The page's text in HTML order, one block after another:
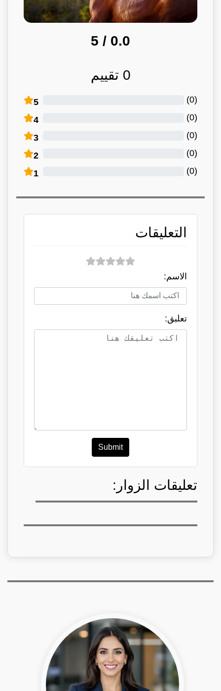
0.0
/ 5
0 تقييم
5 (
0
)
4 (
0
)
3 (
0
)
2 (
0
)
1 (
0
)
التعليقات
الاسم:
تعلبق:
Submit
تعليقات الزوار: